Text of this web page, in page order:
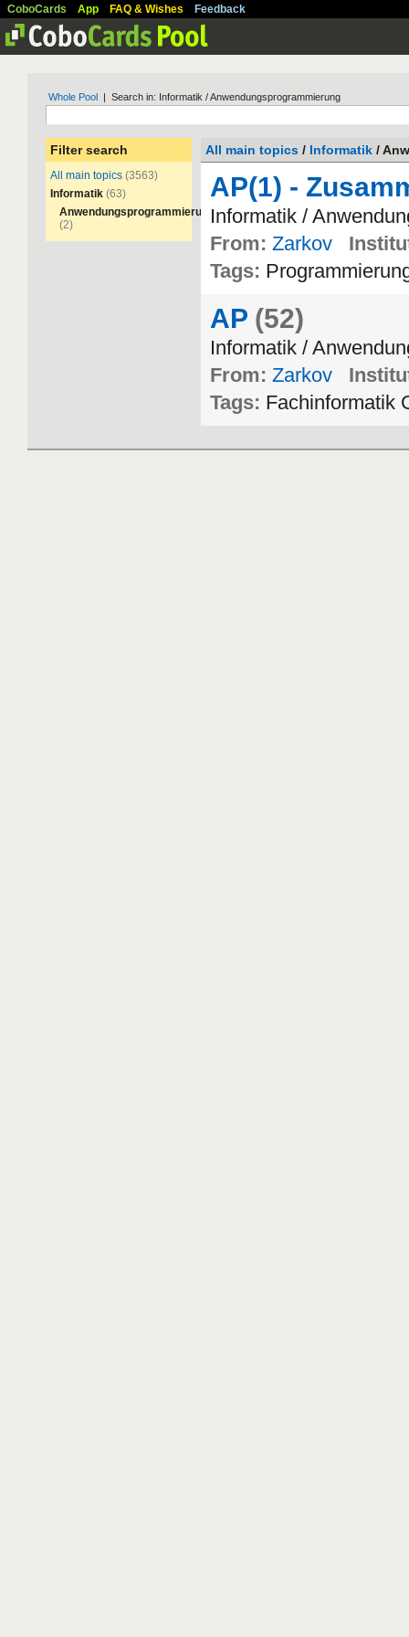
CoboCards App FAQ & Wishes Feedback
Whole Pool | Search in: Informatik / Anwendungsprogrammierung
Filter search
All main topics (3563)
Informatik (63)
Anwendungsprogrammierung
(2)
All main topics / Informatik /
AP(1) -
Informatik /
From: Zarkov
Tags:
AP (52)
Informatik /
From: Zarkov
Tags: Fachinformatik